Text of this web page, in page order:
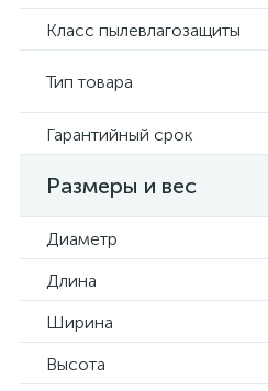
Класс пылевлагозащиты
Тип товара
Гарантийный срок
Размеры и вес
Диаметр
Длина
Ширина
Высота